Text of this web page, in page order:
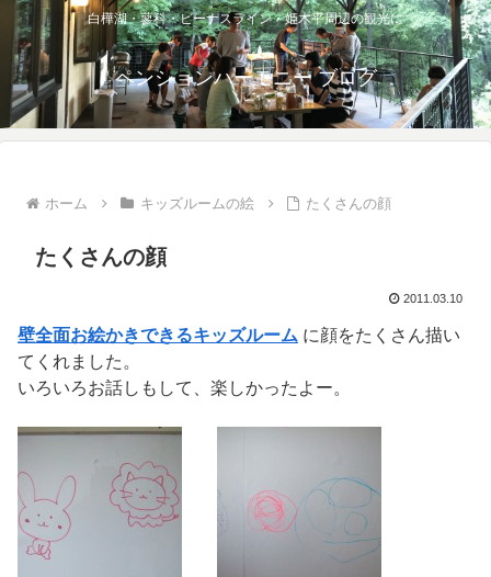
白樺湖・蓼科・ビーナスライン・姫木平周辺の観光に
ペンションハーモニー ブログ
ホーム キッズルームの絵 たくさんの顔
たくさんの顔
2011.03.10
壁全面お絵かきできるキッズルーム に顔をたくさん描い
てくれました。
いろいろお話しもして、楽しかったよー。